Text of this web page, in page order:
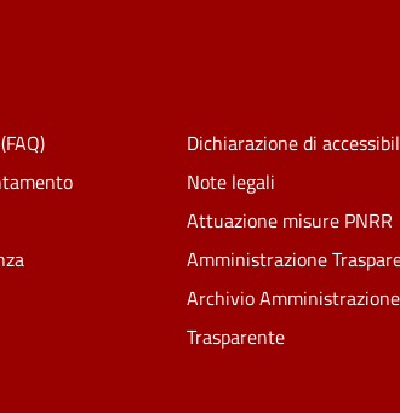
Dichiarazione di
Note legali
Attuazione misure PNRR
Amministrazione
Archivio Amministrazione
Trasparente